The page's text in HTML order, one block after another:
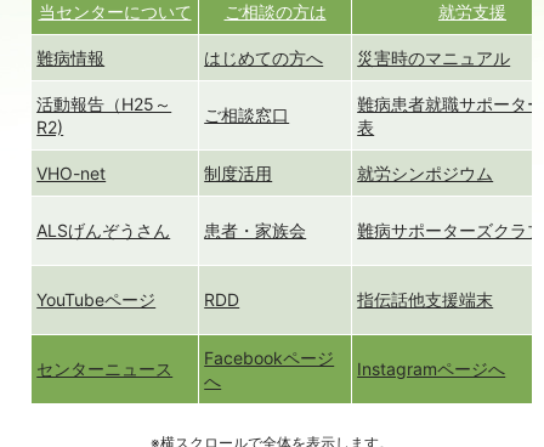
当センターについて ご相談の方は 就労支援
難病情報 はじめての方へ 災害時のマニュアル
活動報告（H25～
R2)
ご相談窓口
難病患者就職サポータ
表
VHO-net 制度活用 就労シンポジウム
ALSげんぞうさん 患者・家族会 難病サポーターズクラブ
YouTubeページ RDD 指伝話他支援端末
センターニュース
Facebookページ
へ
Instagramページへ
※横スクロールで全体を表示します。